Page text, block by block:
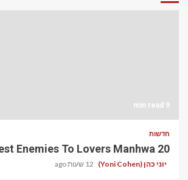
9 min read
חדשות
20 Best Enemies To Lovers Manhwa
יוני כהן (Yoni Cohen) 12 שעות ago